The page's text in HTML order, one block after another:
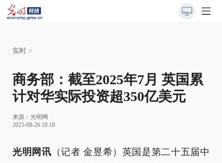
实时 >
商务部：截至2025年7月 英国累
计对华实际投资超350亿美元
来源： 光明网
2025-08-26 18:18
光明网讯 （记者 金昱希）英国是第二十五届中